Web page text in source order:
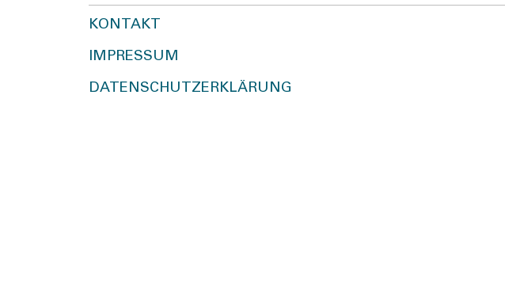
KONTAKT
IMPRESSUM
DATENSCHUTZERKLÄRUNG